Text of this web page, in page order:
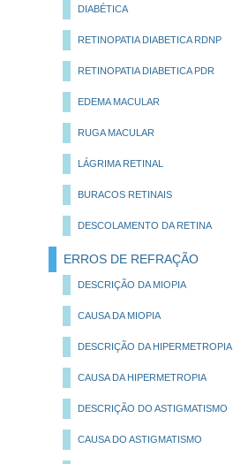
DIABÉTICA
RETINOPATIA DIABETICA RDNP
RETINOPATIA DIABETICA PDR
EDEMA MACULAR
RUGA MACULAR
LÁGRIMA RETINAL
BURACOS RETINAIS
DESCOLAMENTO DA RETINA
ERROS DE REFRAÇÃO
DESCRIÇÃO DA MIOPIA
CAUSA DA MIOPIA
DESCRIÇÃO DA HIPERMETROPIA
CAUSA DA HIPERMETROPIA
DESCRIÇÃO DO ASTIGMATISMO
CAUSA DO ASTIGMATISMO